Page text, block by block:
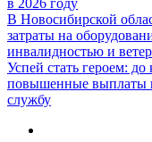
в 2026 году
В Новосибирской
затраты на
инвалидностью и
Успей стать героем:
повышенные выплаты
службу